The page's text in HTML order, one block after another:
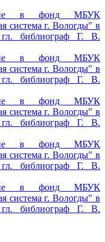
в фонд МБУК
система г. Вологды" в
гл. библиограф Г. В.
в фонд МБУК
система г. Вологды" в
гл. библиограф Г. В.
в фонд МБУК
система г. Вологды" в
гл. библиограф Г. В.
в фонд МБУК
система г. Вологды" в
гл. библиограф Г. В.
в фонд МБУК
система г. Вологды" в
гл. библиограф Г. В.